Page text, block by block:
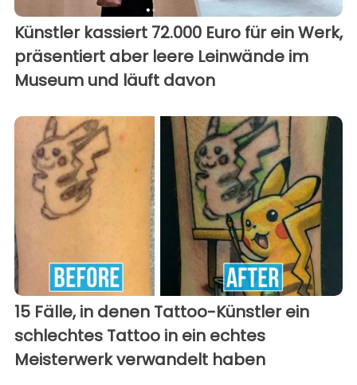
Künstler kassiert 72.000 Euro für ein Werk,
präsentiert aber leere Leinwände im
Museum und läuft davon
15 Fälle, in denen Tattoo-Künstler ein
schlechtes Tattoo in ein echtes
Meisterwerk verwandelt haben